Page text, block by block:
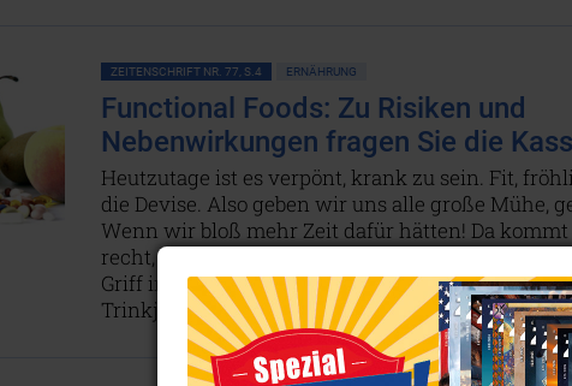
ZEITENSCHRIFT NR. 77, S.4 ERNÄHRUNG
Functional Foods: Zu Risiken und
Nebenwirkungen fragen Sie die
Heutzutage ist es verpönt, krank zu sein. Fit,
die Devise. Also geben wir uns alle große Mühe,
Wenn wir bloß mehr Zeit dafür hätten! Da kommt
recht, dass all die Dinge, die uns guttun, ganz
Griff ins Supermarkt-Regal zu erreichen sind:
Trinkjoghurt und Folsäure im Knabberriegel…